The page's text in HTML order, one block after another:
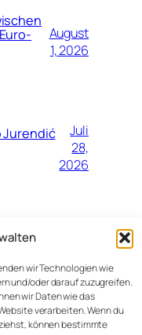
wir Technologien wie
und/oder darauf zuzugreifen.
wir Daten wie das
verarbeiten. Wenn du
können bestimmte
August
1, 2026
Jurendić
Juli
28,
2026
2026